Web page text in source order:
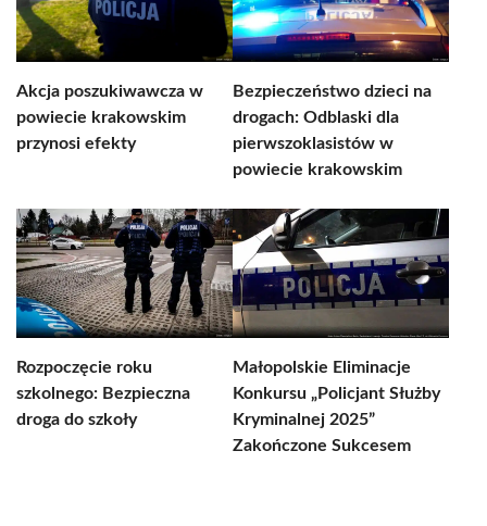
Akcja poszukiwawcza w
powiecie krakowskim
przynosi efekty
Bezpieczeństwo dzieci na
drogach: Odblaski dla
pierwszoklasistów w
powiecie krakowskim
Rozpoczęcie roku
szkolnego: Bezpieczna
droga do szkoły
Małopolskie Eliminacje
Konkursu „Policjant Służby
Kryminalnej 2025”
Zakończone Sukcesem